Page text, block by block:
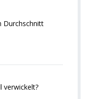
Durchschnitt
verwickelt?